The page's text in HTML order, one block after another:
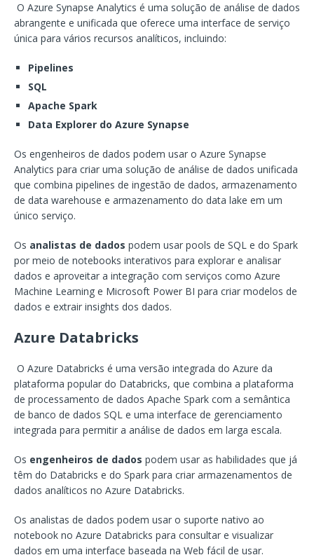
O Azure Synapse Analytics é uma solução de análise de dados
abrangente e unificada que oferece uma interface de serviço
única para vários recursos analíticos, incluindo:
Pipelines
SQL
Apache Spark
Data Explorer do Azure Synapse
Os engenheiros de dados podem usar o Azure Synapse
Analytics para criar uma solução de análise de dados unificada
que combina pipelines de ingestão de dados, armazenamento
de data warehouse e armazenamento do data lake em um
único serviço.
Os analistas de dados podem usar pools de SQL e do Spark
por meio de notebooks interativos para explorar e analisar
dados e aproveitar a integração com serviços como Azure
Machine Learning e Microsoft Power BI para criar modelos de
dados e extrair insights dos dados.
Azure Databricks
O Azure Databricks é uma versão integrada do Azure da
plataforma popular do Databricks, que combina a plataforma
de processamento de dados Apache Spark com a semântica
de banco de dados SQL e uma interface de gerenciamento
integrada para permitir a análise de dados em larga escala.
Os engenheiros de dados podem usar as habilidades que já
têm do Databricks e do Spark para criar armazenamentos de
dados analíticos no Azure Databricks.
Os analistas de dados podem usar o suporte nativo ao
notebook no Azure Databricks para consultar e visualizar
dados em uma interface baseada na Web fácil de usar.